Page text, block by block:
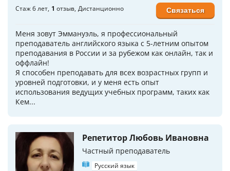
Стаж 6 лет 1 отзыв Дистанционно
Меня зовут Эммануэль, я профессиональный
преподаватель английского языка с 5-летним опытом
преподавания в России и за рубежом как онлайн, так и
оффлайн!
Я способен преподавать для всех возрастных групп и
уровней подготовки, и у меня есть опыт
использования ведущих учебных программ, таких как
Кем...
Связаться
Репетитор Любовь Ивановна
Частный преподаватель
Русский язык